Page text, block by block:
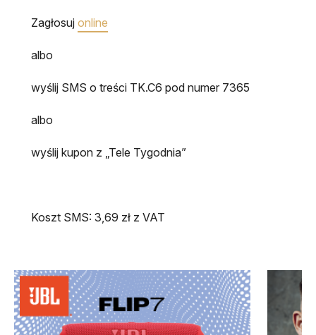
Zagłosuj online
albo
wyślij SMS o treści TK.C6 pod numer 7365
albo
wyślij kupon z „Tele Tygodnia”
Koszt SMS: 3,69 zł z VAT